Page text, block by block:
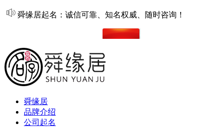
舜缘居起名：诚信可靠、知名权威、随时咨询！
舜缘居
品牌介绍
公司起名